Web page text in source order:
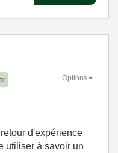
Options
d'expérience
utiliser à savoir un